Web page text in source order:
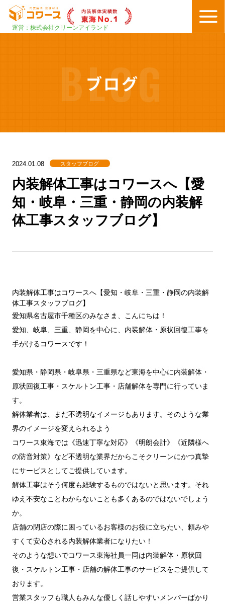
運営：株式会社クリーンアイランド
BLOG
ブログ
2024.01.08 スタッフブログ
内装解体工事はコワースへ【愛
知・岐阜・三重・静岡の内装解
体工事スタッフブログ】
内装解体工事はコワースへ【愛知・岐阜・三重・静岡の内装解
体工事スタッフブログ】
愛知県名古屋市千種区のみなさま、こんにちは！
愛知、岐阜、三重、静岡を中心に、内装解体・原状回復工事を
手がけるコワースです！
愛知県・静岡県・岐阜県・三重県など東海を中心に内装解体・
原状回復工事・スケルトン工事・店舗解体を専門に行っていま
す。
解体業者は、まだ不透明なイメージもあります。そのような業
界のイメージを変えられるよう
コワース東海では《迅速丁寧な対応》《明朗会計》《近隣様へ
の防音対策》など不透明な業界だからこそクリーンにかつ真摯
にサービスとしてご提供しています。
解体工事はそう何度も経験するものではないと思います。それ
ゆえ不安なことわからないことも多くあるのではないでしょう
か。
店舗の閉店の際に困っているお客様のお役に立ちたい、頼みや
すくて安心される内装解体業者になりたい！
そのような想いでコワース東海社員一同は内装解体・原状回
復・スケルトン工事・店舗の解体工事のサービスをご提供して
おります。
営業スタッフも職人もみんな優しく話しやすいメンバーばかり